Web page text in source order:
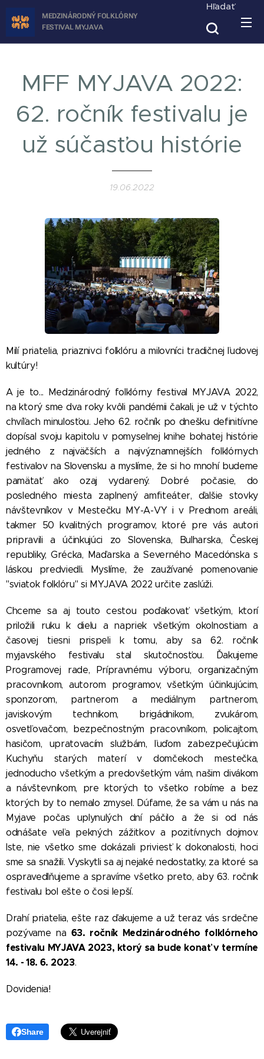
MEDZINÁRODNÝ FOLKLÓRNY
FESTIVAL MYJAVA
Hľadať
MFF MYJAVA 2022:
62. ročník festivalu je
už súčasťou histórie
19.06.2022
Milí priatelia, priaznivci folklóru a milovníci tradičnej ľudovej
kultúry!
A je to... Medzinárodný folklórny festival MYJAVA 2022,
na ktorý sme dva roky kvôli pandémii čakali, je už v týchto
chvíľach minulosťou. Jeho 62. ročník po dnešku definitívne
dopísal svoju kapitolu v pomyselnej knihe bohatej histórie
jedného z najväčších a najvýznamnejších folklórnych
festivalov na Slovensku a myslíme, že si ho mnohí budeme
pamätať ako ozaj vydarený. Dobré počasie, do
posledného miesta zaplnený amfiteáter, ďalšie stovky
návštevníkov v Mestečku MY-A-VY i v Prednom areáli,
takmer 50 kvalitných programov, ktoré pre vás autori
pripravili a účinkujúci zo Slovenska, Bulharska, Českej
republiky, Grécka, Maďarska a Severného Macedónska s
láskou predviedli. Myslíme, že zaužívané pomenovanie
"sviatok folklóru" si MYJAVA 2022 určite zaslúži.
Chceme sa aj touto cestou poďakovať všetkým, ktorí
priložili ruku k dielu a napriek všetkým okolnostiam a
časovej tiesni prispeli k tomu, aby sa 62. ročník
myjavského festivalu stal skutočnosťou. Ďakujeme
Programovej rade, Prípravnému výboru, organizačným
pracovníkom, autorom programov, všetkým účinkujúcim,
sponzorom, partnerom a mediálnym partnerom,
javiskovým technikom, brigádnikom, zvukárom,
osvetľovačom, bezpečnostným pracovníkom, policajtom,
hasičom, upratovacím službám, ľuďom zabezpečujúcim
Kuchyňu starých materí v domčekoch mestečka,
jednoducho všetkým a predovšetkým vám, našim divákom
a návštevníkom, pre ktorých to všetko robíme a bez
ktorých by to nemalo zmysel. Dúfame, že sa vám u nás na
Myjave počas uplynulých dní páčilo a že si od nás
odnášate veľa pekných zážitkov a pozitívnych dojmov.
Iste, nie všetko sme dokázali priviesť k dokonalosti, hoci
sme sa snažili. Vyskytli sa aj nejaké nedostatky, za ktoré sa
ospravedlňujeme a spravíme všetko preto, aby 63. ročník
festivalu bol ešte o čosi lepší.
Drahí priatelia, ešte raz ďakujeme a už teraz vás srdečne
pozývame na 63. ročník Medzinárodného folklórneho
festivalu MYJAVA 2023, ktorý sa bude konať v termíne
14. - 18. 6. 2023.
Dovidenia!
Share